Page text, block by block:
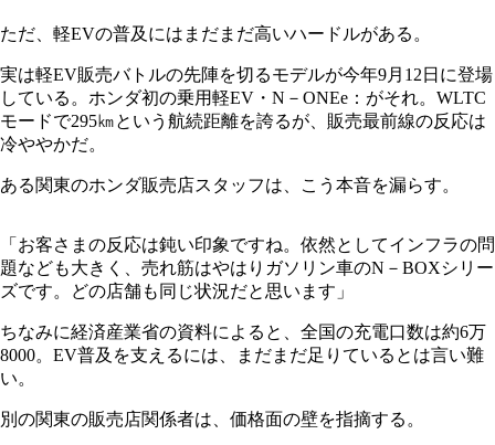
ただ、軽EVの普及にはまだまだ高いハードルがある。
実は軽EV販売バトルの先陣を切るモデルが今年9月12日に登場
している。ホンダ初の乗用軽EV・N－ONEe：がそれ。WLTC
モードで295㎞という航続距離を誇るが、販売最前線の反応は
冷ややかだ。
ある関東のホンダ販売店スタッフは、こう本音を漏らす。
「お客さまの反応は鈍い印象ですね。依然としてインフラの問
題なども大きく、売れ筋はやはりガソリン車のN－BOXシリー
ズです。どの店舗も同じ状況だと思います」
ちなみに経済産業省の資料によると、全国の充電口数は約6万
8000。EV普及を支えるには、まだまだ足りているとは言い難
い。
別の関東の販売店関係者は、価格面の壁を指摘する。